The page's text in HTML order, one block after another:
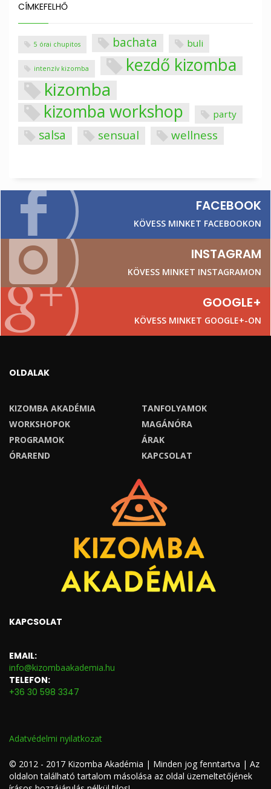
CÍMKEFELHŐ
5 órai chupitos bachata buli
intenzív kizomba kezdő kizomba
kizomba
kizomba workshop party
salsa sensual wellness
FACEBOOK
KÖVESS MINKET FACEBOOKON
INSTAGRAM
KÖVESS MINKET INSTAGRAMON
GOOGLE+
KÖVESS MINKET GOOGLE+-ON
OLDALAK
KIZOMBA AKADÉMIA
TANFOLYAMOK
WORKSHOPOK
MAGÁNÓRA
PROGRAMOK
ÁRAK
ÓRAREND
KAPCSOLAT
KAPCSOLAT
EMAIL:
info@kizombaakademia.hu
TELEFON:
+36 30 598 3347
Adatvédelmi nyilatkozat
© 2012 - 2017 Kizomba Akadémia | Minden jog fenntartva | Az
oldalon található tartalom másolása az oldal üzemeltetőjének